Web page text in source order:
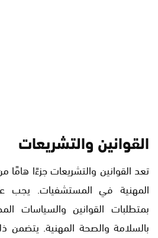
القوانين والتشريعات
تعد القوانين والتشريعات جزءًا
المهنية في المستشفيات. يجب
بمتطلبات القوانين والسياسات
بالسلامة والصحة المهنية. يتضمن